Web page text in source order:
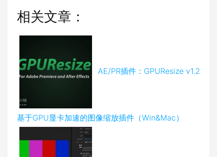
相关文章：
AE/PR插件：GPUResize v1.2
基于GPU显卡加速的图像缩放插件（Win&Mac）